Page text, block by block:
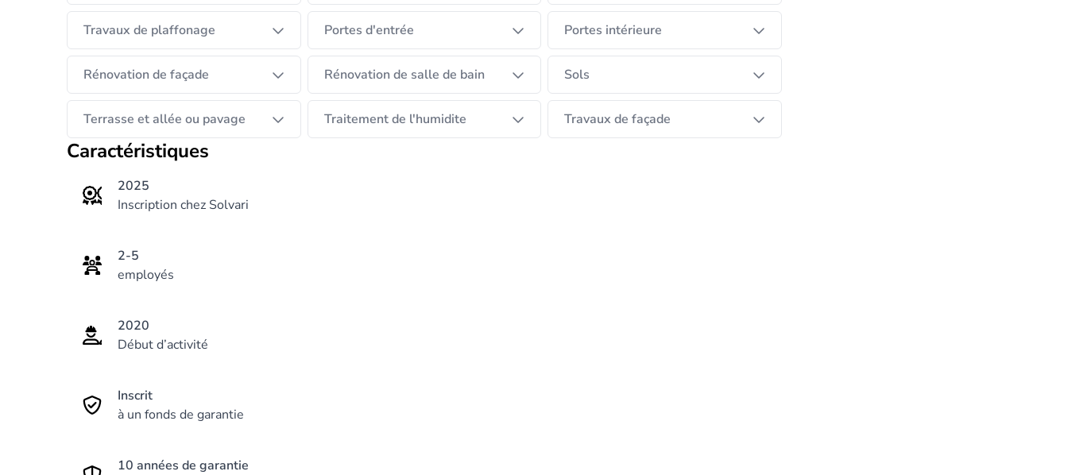
Electricité
Sanitaire & chauffage sol
Page Facebook : Nisolle Construction
Travaux de plaffonage Portes d'entrée Portes intérieure
Rénovation de façade Rénovation de salle de bain Sols
Terrasse et allée ou pavage Traitement de l'humidite Travaux de façade
Caractéristiques
2025
Inscription chez Solvari
2-5
employés
2020
Début d’activité
Inscrit
à un fonds de garantie
10 années de garantie